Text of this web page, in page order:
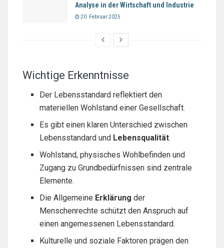
Analyse in der Wirtschaft und Industrie
20. Februar 2025
Wichtige Erkenntnisse
Der Lebensstandard reflektiert den
materiellen Wohlstand einer Gesellschaft.
Es gibt einen klaren Unterschied zwischen
Lebensstandard und Lebensqualität.
Wohlstand, physisches Wohlbefinden und
Zugang zu Grundbedürfnissen sind zentrale
Elemente.
Die Allgemeine Erklärung der
Menschenrechte schützt den Anspruch auf
einen angemessenen Lebensstandard.
Kulturelle und soziale Faktoren prägen den